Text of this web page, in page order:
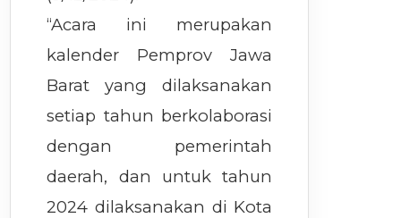
“Acara ini merupakan
kalender Pemprov Jawa
Barat yang dilaksanakan
setiap tahun berkolaborasi
dengan pemerintah
daerah, dan untuk tahun
2024 dilaksanakan di Kota